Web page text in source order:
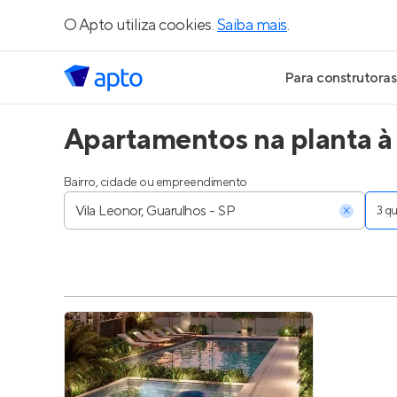
O Apto utiliza cookies.Saiba mais.
Para construtoras
Geração de
Geração de
Parcerias
Anunciar
Apartamentos na planta
Bairro, cidade ou empreendimento
3